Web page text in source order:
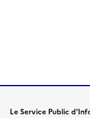
Le Service Public